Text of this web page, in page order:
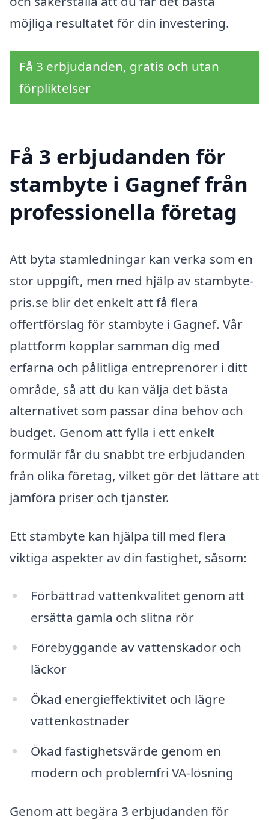
möjliga resultatet för din investering.
Få 3 erbjudanden, gratis och utan
förpliktelser
Få 3 erbjudanden för
stambyte i Gagnef från
professionella företag
Att byta stamledningar kan verka som en
stor uppgift, men med hjälp av stambyte-
pris.se blir det enkelt att få flera
offertförslag för stambyte i Gagnef. Vår
plattform kopplar samman dig med
erfarna och pålitliga entreprenörer i ditt
område, så att du kan välja det bästa
alternativet som passar dina behov och
budget. Genom att fylla i ett enkelt
formulär får du snabbt tre erbjudanden
från olika företag, vilket gör det lättare att
jämföra priser och tjänster.
Ett stambyte kan hjälpa till med flera
viktiga aspekter av din fastighet, såsom:
Förbättrad vattenkvalitet genom att
ersätta gamla och slitna rör
Förebyggande av vattenskador och
läckor
Ökad energieffektivitet och lägre
vattenkostnader
Ökad fastighetsvärde genom en
modern och problemfri VA-lösning
Genom att begära 3 erbjudanden för